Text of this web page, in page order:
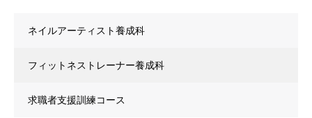
ネイルアーティスト養成科
フィットネストレーナー養成科
求職者支援訓練コース